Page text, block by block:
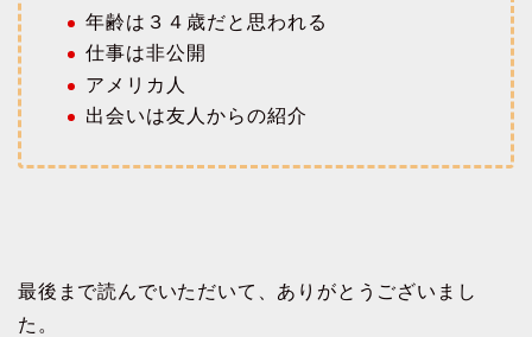
年齢は３４歳だと思われる
仕事は非公開
アメリカ人
出会いは友人からの紹介
最後まで読んでいただいて、ありがとうございまし
た。